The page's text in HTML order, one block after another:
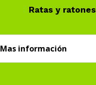
Ratas y ratones
Mas información